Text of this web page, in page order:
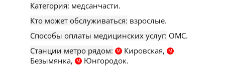
Категория: медсанчасти.
Кто может обслуживаться: взрослые.
Способы оплаты медицинских услуг: ОМС.
Станции метро рядом:
М Кировская, М
Безымянка, М
Юнгородок.